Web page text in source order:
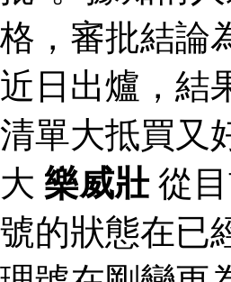
格，審批結論
近日出爐，結
清單大抵買又
大 樂威壯從目
號的狀態在已